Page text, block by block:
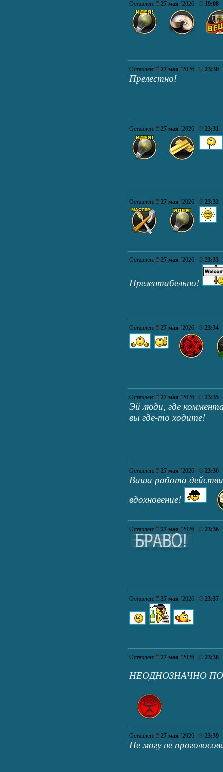
Оставлен: 27 мая ’2026 19:08
Оставлен: 27 мая ’2026 23:30
Прелестно!
Оставлен: 27 мая ’2026 23:31
Оставлен: 27 мая ’2026 23:32
Оставлен: 27 мая ’2026 23:33
Презентабельно!
Оставлен: 27 мая ’2026 23:34
Оставлен: 27 мая ’2026 23:35
Эй люди, где
вы где-то ходите!
Оставлен: 27 мая ’2026 23:36
Ваша работа
вдохновение!
Оставлен: 27 мая ’2026 23:36
Оставлен: 27 мая ’2026 23:37
Оставлен: 27 мая ’2026 23:38
НЕОДНОЗНАЧНО
Оставлен: 27 мая ’2026 23:39
Не могу не